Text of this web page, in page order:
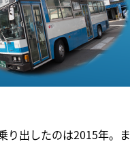
り出したのは2015年。ま